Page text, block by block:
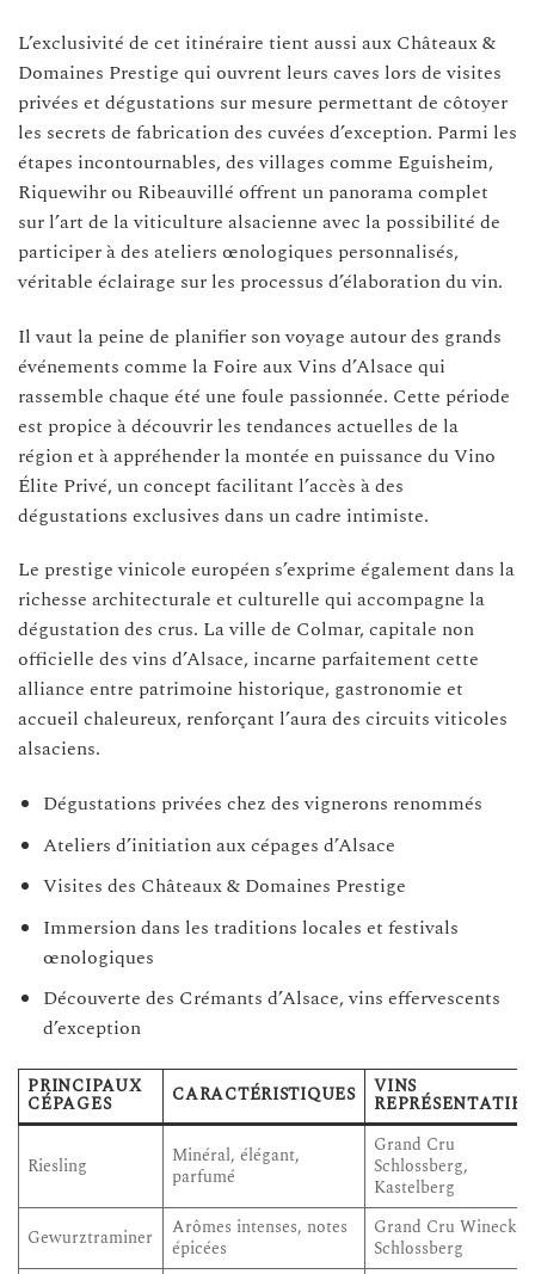
L’exclusivité de cet itinéraire tient aussi aux Châteaux &
Domaines Prestige qui ouvrent leurs caves lors de visites
privées et dégustations sur mesure permettant de côtoyer
les secrets de fabrication des cuvées d’exception. Parmi les
étapes incontournables, des villages comme Eguisheim,
Riquewihr ou Ribeauvillé offrent un panorama complet
sur l’art de la viticulture alsacienne avec la possibilité de
participer à des ateliers œnologiques personnalisés,
véritable éclairage sur les processus d’élaboration du vin.
Il vaut la peine de planifier son voyage autour des grands
événements comme la Foire aux Vins d’Alsace qui
rassemble chaque été une foule passionnée. Cette période
est propice à découvrir les tendances actuelles de la
région et à appréhender la montée en puissance du Vino
Élite Privé, un concept facilitant l’accès à des
dégustations exclusives dans un cadre intimiste.
Le prestige vinicole européen s’exprime également dans la
richesse architecturale et culturelle qui accompagne la
dégustation des crus. La ville de Colmar, capitale non
officielle des vins d’Alsace, incarne parfaitement cette
alliance entre patrimoine historique, gastronomie et
accueil chaleureux, renforçant l’aura des circuits viticoles
alsaciens.
Dégustations privées chez des vignerons renommés
Ateliers d’initiation aux cépages d’Alsace
Visites des Châteaux & Domaines Prestige
Immersion dans les traditions locales et festivals
œnologiques
Découverte des Crémants d’Alsace, vins effervescents
d’exception
PRINCIPAUX
CÉPAGES CARACTÉRISTIQUES VINS
REPRÉSENTATIFS
Riesling
Minéral, élégant,
parfumé
Grand Cru
Schlossberg,
Kastelberg
Gewurztraminer
Arômes intenses, notes
épicées
Grand Cru Wineck-
Schlossberg